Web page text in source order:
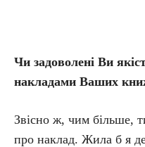
Чи задоволені Ви
накладами Ваших
Звісно ж, чим більше,
про наклад. Жила б я